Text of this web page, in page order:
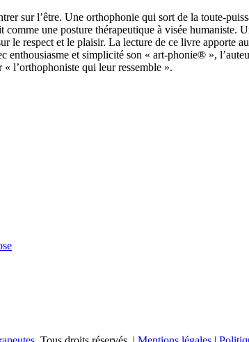
sur l’être. Une orthophonie qui sort de la toute-
une posture thérapeutique à visée humaniste.
le respect et le plaisir. La lecture de ce livre apporte
enthousiasme et simplicité son « art-phonie® »,
l’orthophoniste qui leur ressemble ».